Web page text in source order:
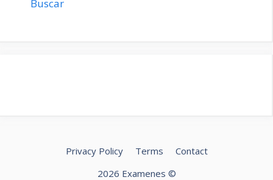
Buscar
Privacy Policy Terms
Contact
2026 Examenes ©